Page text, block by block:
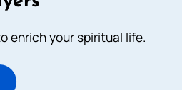
enrich your spiritual life.